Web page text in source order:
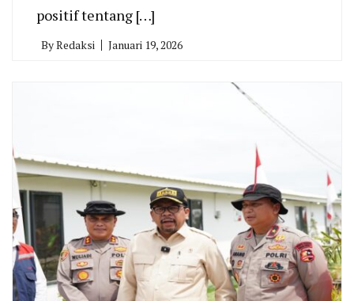
positif tentang […]
ByRedaksi Januari 19, 2026